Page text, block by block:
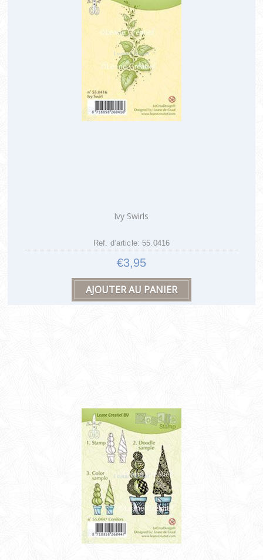
Ivy Swirls
Ref. d’article: 55.0416
€3,95